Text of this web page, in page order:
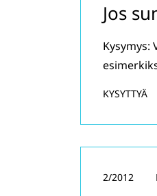
Jos
Kysymys:
KYSYTTYÄ
2/2012